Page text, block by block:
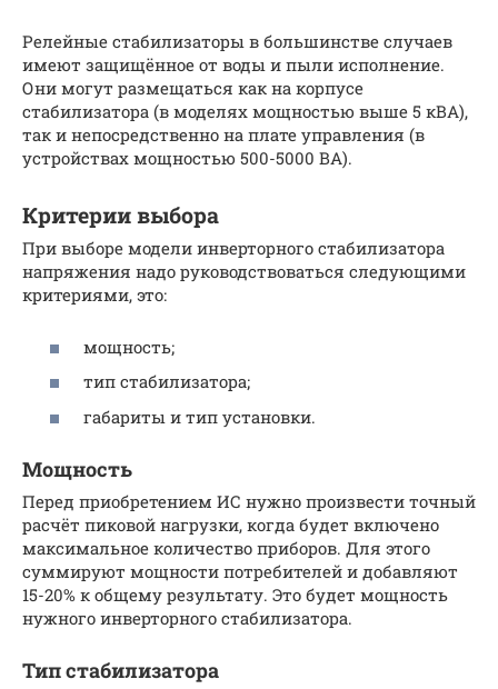
Релейные стабилизаторы в большинстве случаев
имеют защищённое от воды и пыли исполнение.
Они могут размещаться как на корпусе
стабилизатора (в моделях мощностью выше 5 кВА),
так и непосредственно на плате управления (в
устройствах мощностью 500-5000 ВА).
Критерии выбора
При выборе модели инверторного стабилизатора
напряжения надо руководствоваться следующими
критериями, это:
мощность;
тип стабилизатора;
габариты и тип установки.
Мощность
Перед приобретением ИС нужно произвести точный
расчёт пиковой нагрузки, когда будет включено
максимальное количество приборов. Для этого
суммируют мощности потребителей и добавляют
15-20% к общему результату. Это будет мощность
нужного инверторного стабилизатора.
Тип стабилизатора